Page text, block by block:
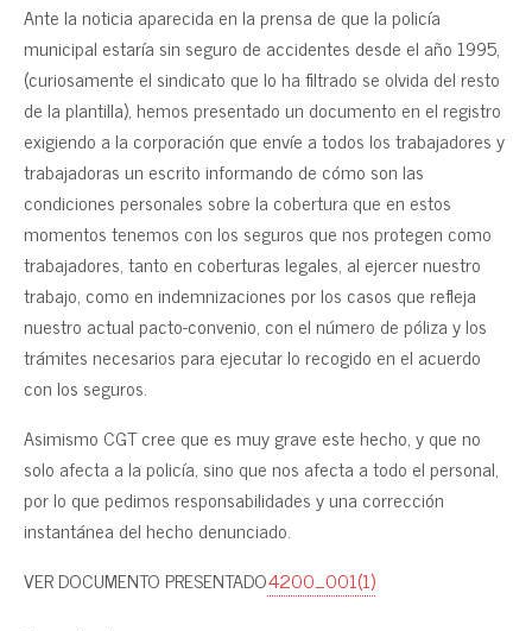
Ante la noticia aparecida en la prensa de que la policía
municipal estaría sin seguro de accidentes desde el año 1995,
(curiosamente el sindicato que lo ha filtrado se olvida del resto
de la plantilla), hemos presentado un documento en el registro
exigiendo a la corporación que envíe a todos los trabajadores y
trabajadoras un escrito informando de cómo son las
condiciones personales sobre la cobertura que en estos
momentos tenemos con los seguros que nos protegen como
trabajadores, tanto en coberturas legales, al ejercer nuestro
trabajo, como en indemnizaciones por los casos que refleja
nuestro actual pacto-convenio, con el número de póliza y los
trámites necesarios para ejecutar lo recogido en el acuerdo
con los seguros.
Asimismo CGT cree que es muy grave este hecho, y que no
solo afecta a la policía, sino que nos afecta a todo el personal,
por lo que pedimos responsabilidades y una corrección
instantánea del hecho denunciado.
VER DOCUMENTO PRESENTADO4200_001(1)